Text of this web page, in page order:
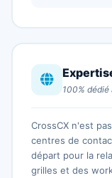
100% dédié
CrossCX n'est
centres de
départ pour la
grilles et des